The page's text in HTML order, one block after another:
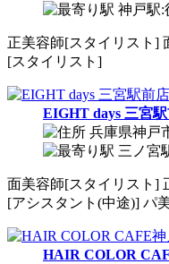
神戸駅:
正美容師[スタイリスト]
[スタイリスト]
EIGHT days 三宮
兵庫県神戸
三ノ宮
面美容師[スタイリスト]
[アシスタント(中途)] パ
HAIR COLOR